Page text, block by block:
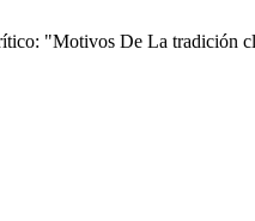
"Motivos De La tradición